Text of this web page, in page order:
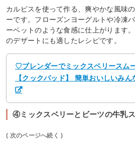
カルピスを使って作る、爽やかな風味
ーです。フローズンヨーグルトや冷凍
ーベットのような食感に仕上がります
のデザートにも適したレシピです。
♡ブレンダーでミックスベリース
【クックパッド】 簡単おいしいみ
④ミックスベリーとビーツの牛乳
( 次のページへ続く )